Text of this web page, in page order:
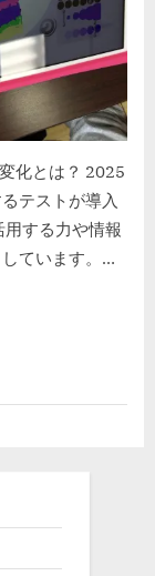
化とは？ 2025
テストが導入
する力や情報
ています。…